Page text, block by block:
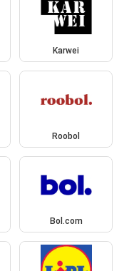
Karwei
Roobol
Bol.com